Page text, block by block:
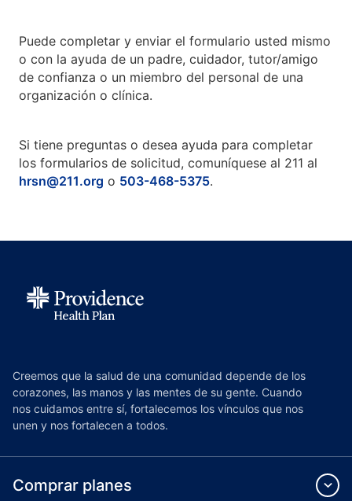
Puede completar y enviar el formulario usted mismo
o con la ayuda de un padre, cuidador, tutor/amigo
de confianza o un miembro del personal de una
organización o clínica.
Si tiene preguntas o desea ayuda para completar
los formularios de solicitud, comuníquese al 211 al
hrsn@211.org o 503-468-5375.
Creemos que la salud de una comunidad depende de los
corazones, las manos y las mentes de su gente. Cuando
nos cuidamos entre sí, fortalecemos los vínculos que nos
unen y nos fortalecen a todos.
Comprar planes